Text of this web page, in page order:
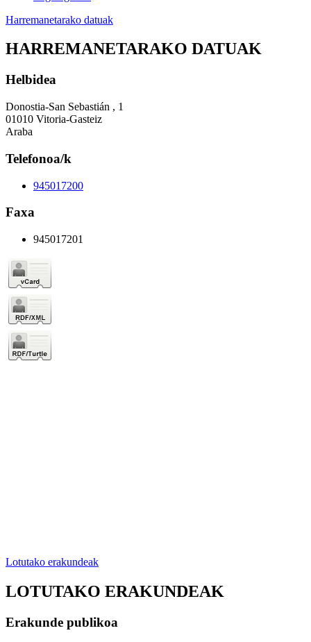
Harremanetarako datuak
HARREMANETARAKO DATUAK
Helbidea
Donostia-San Sebastián , 1
01010 Vitoria-Gasteiz
Araba
Telefonoa/k
945017200
Faxa
945017201
Lotutako erakundeak
LOTUTAKO ERAKUNDEAK
Erakunde publikoa